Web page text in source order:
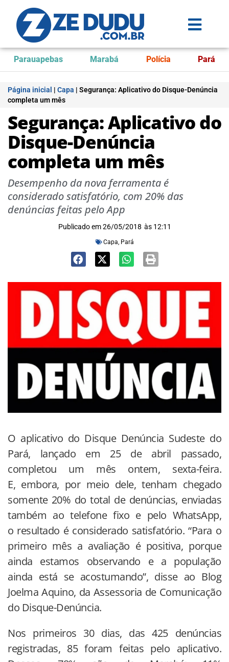
Parauapebas Marabá Polícia Pará
Página inicial | Capa | Segurança: Aplicativo do Disque-Denúncia
completa um mês
Segurança: Aplicativo do
Disque-Denúncia
completa um mês
Desempenho da nova ferramenta é
considerado satisfatório, com 20% das
denúncias feitas pelo App
Publicado em 26/05/2018 às 12:11
Capa, Pará
O aplicativo do Disque Denúncia Sudeste do
Pará, lançado em 25 de abril passado,
completou um mês ontem, sexta-feira.
E, embora, por meio dele, tenham chegado
somente 20% do total de denúncias, enviadas
também ao telefone fixo e pelo WhatsApp,
o resultado é considerado satisfatório. “Para o
primeiro mês a avaliação é positiva, porque
ainda estamos observando e a população
ainda está se acostumando”, disse ao Blog
Joelma Aquino, da Assessoria de Comunicação
do Disque-Denúncia.
Nos primeiros 30 dias, das 425 denúncias
registradas, 85 foram feitas pelo aplicativo.